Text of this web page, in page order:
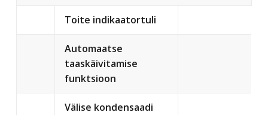
Toite indikaatortuli
Automaatse
taaskäivitamise
funktsioon
Välise kondensaadi